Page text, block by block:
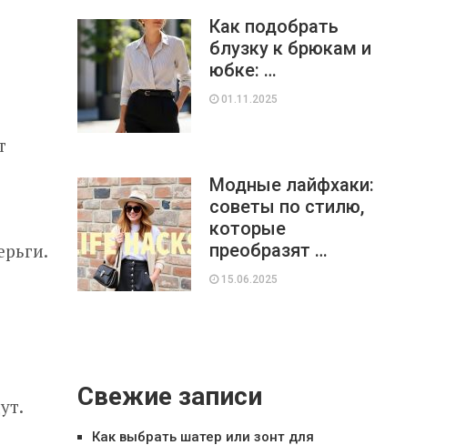
Как подобрать
блузку к брюкам и
юбке: …
01.11.2025
Модные лайфхаки:
советы по стилю,
которые
преобразят …
15.06.2025
Свежие записи
Как выбрать шатер или зонт для